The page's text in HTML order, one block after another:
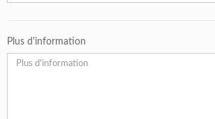
Plus d'information